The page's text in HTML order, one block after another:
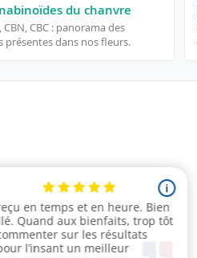
du chanvre
CBN, CBC : panorama des
présentes dans nos fleurs.